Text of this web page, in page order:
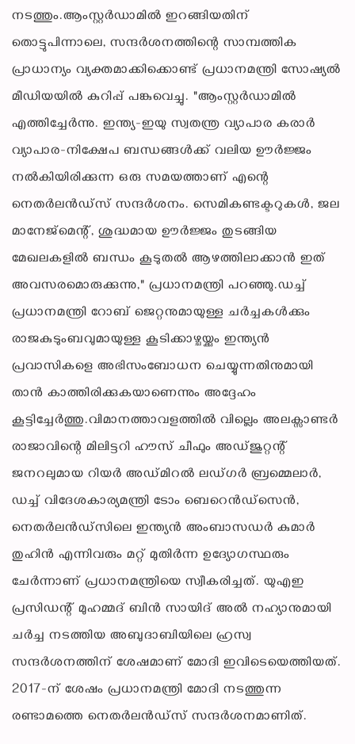
നടത്തും.ആംസ്റ്റർഡാമിൽ ഇറങ്ങിയതിന്
തൊട്ടുപിന്നാലെ, സന്ദർശനത്തിന്റെ സാമ്പത്തിക
പ്രാധാന്യം വ്യക്തമാക്കിക്കൊണ്ട് പ്രധാനമന്ത്രി സോഷ്യൽ
മീഡിയയിൽ കുറിപ്പ് പങ്കുവെച്ചു. "ആംസ്റ്റർഡാമിൽ
എത്തിച്ചേർന്നു. ഇന്ത്യ-ഇയു സ്വതന്ത്ര വ്യാപാര കരാർ
വ്യാപാര-നിക്ഷേപ ബന്ധങ്ങൾക്ക് വലിയ ഊർജ്ജം
നൽകിയിരിക്കുന്ന ഒരു സമയത്താണ് എന്റെ
നെതർലൻഡ്‌സ് സന്ദർശനം. സെമികണ്ടക്ടറുകൾ, ജല
മാനേജ്‌മെന്റ്, ശുദ്ധമായ ഊർജ്ജം തുടങ്ങിയ
മേഖലകളിൽ ബന്ധം കൂടുതൽ ആഴത്തിലാക്കാൻ ഇത്
അവസരമൊരുക്കുന്നു," പ്രധാനമന്ത്രി പറഞ്ഞു.ഡച്ച്
പ്രധാനമന്ത്രി റോബ് ജെറ്റനുമായുള്ള ചർച്ചകൾക്കും
രാജകുടുംബവുമായുള്ള കൂടിക്കാഴ്ചയ്ക്കും ഇന്ത്യൻ
പ്രവാസികളെ അഭിസംബോധന ചെയ്യുന്നതിനുമായി
താൻ കാത്തിരിക്കുകയാണെന്നും അദ്ദേഹം
കൂട്ടിച്ചേർത്തു.വിമാനത്താവളത്തിൽ വില്ലെം അലക്സാണ്ടർ
രാജാവിന്റെ മിലിട്ടറി ഹൗസ് ചീഫും അഡ്ജുറ്റന്റ്
ജനറലുമായ റിയർ അഡ്മിറൽ ലഡ്ഗർ ബ്രമ്മെലാർ,
ഡച്ച് വിദേശകാര്യമന്ത്രി ടോം ബെറെൻഡ്സെൻ,
നെതർലൻഡ്‌സിലെ ഇന്ത്യൻ അംബാസഡർ കുമാർ
തുഹിൻ എന്നിവരും മറ്റ് മുതിർന്ന ഉദ്യോഗസ്ഥരും
ചേർന്നാണ് പ്രധാനമന്ത്രിയെ സ്വീകരിച്ചത്. യുഎഇ
പ്രസിഡന്റ് മുഹമ്മദ് ബിൻ സായിദ് അൽ നഹ്യാനുമായി
ചർച്ച നടത്തിയ അബുദാബിയിലെ ഹ്രസ്വ
സന്ദർശനത്തിന് ശേഷമാണ് മോദി ഇവിടെയെത്തിയത്.
2017-ന് ശേഷം പ്രധാനമന്ത്രി മോദി നടത്തുന്ന
രണ്ടാമത്തെ നെതർലൻഡ്‌സ് സന്ദർശനമാണിത്.